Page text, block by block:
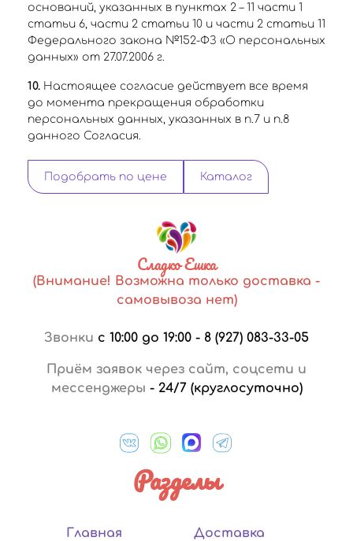
оснований, указанных в пунктах 2 – 11 части 1
статьи 6, части 2 статьи 10 и части 2 статьи 11
Федерального закона №152-ФЗ «О персональных
данных» от 27.07.2006 г.
10. Настоящее согласие действует все время
до момента прекращения обработки
персональных данных, указанных в п.7 и п.8
данного Согласия.
Подобрать по цене Каталог
Сладко Ешка
(Внимание! Возможна только доставка -
самовывоза нет)
Звонки с 10:00 до 19:00 - 8 (927) 083-33-05
Приём заявок через сайт, соцсети и
мессенджеры - 24/7 (круглосуточно)
Разделы
Главная
Доставка